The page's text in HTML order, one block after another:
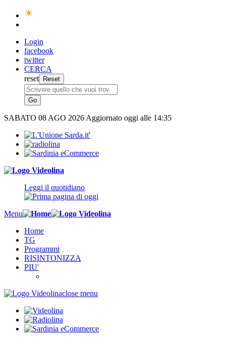
Login
facebook
twitter
CERCA
reset
SABATO 08 AGO 2026 Aggiornato oggi alle 14:35
Leggi il quotidiano
Menu
Home
TG
Programmi
RISINTONIZZA
PIU'
close menu